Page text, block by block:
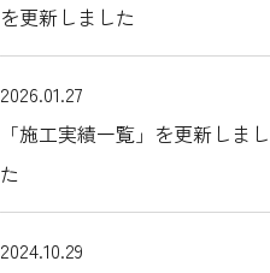
を更新しました
2026.01.27
「施工実績一覧」を更新しまし
た
2024.10.29